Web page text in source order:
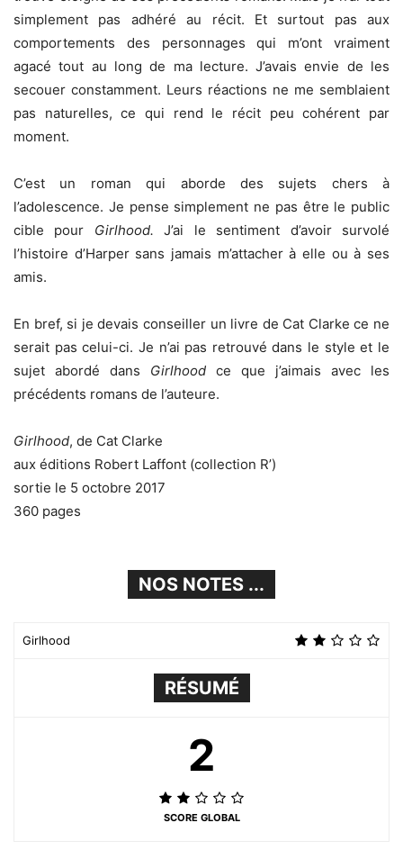
simplement pas adhéré au récit. Et surtout pas aux
comportements des personnages qui m’ont vraiment
agacé tout au long de ma lecture. J’avais envie de les
secouer constamment. Leurs réactions ne me semblaient
pas naturelles, ce qui rend le récit peu cohérent par
moment.
C’est un roman qui aborde des sujets chers à
l’adolescence. Je pense simplement ne pas être le public
cible pour Girlhood. J’ai le sentiment d’avoir survolé
l’histoire d’Harper sans jamais m’attacher à elle ou à ses
amis.
En bref, si je devais conseiller un livre de Cat Clarke ce ne
serait pas celui-ci. Je n’ai pas retrouvé dans le style et le
sujet abordé dans Girlhood ce que j’aimais avec les
précédents romans de l’auteure.
Girlhood, de Cat Clarke
aux éditions Robert Laffont (collection R’)
sortie le 5 octobre 2017
360 pages
NOS NOTES ...
Girlhood
RÉSUMÉ
2
SCORE GLOBAL